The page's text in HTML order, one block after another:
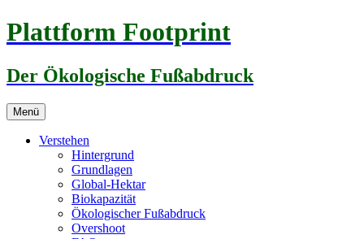
Zum
Inhalt
Plattform Footprint
Der Ökologische Fußabdruck
Menü
Verstehen
Hintergrund
Grundlagen
Global-Hektar
Biokapazität
Ökologischer Fußabdruck
Overshoot